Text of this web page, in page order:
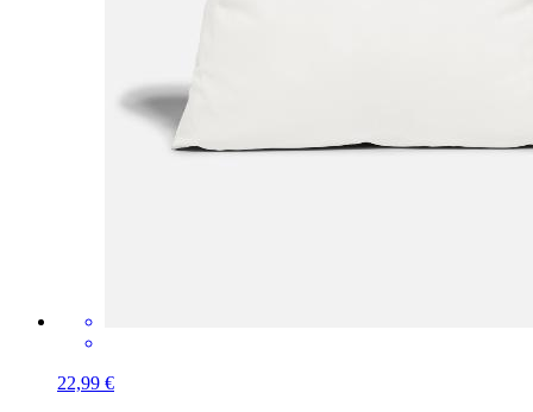
22,99 €